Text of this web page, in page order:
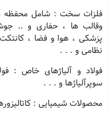
فلزات سخت : شامل محفظه
وقالب ها ، حفاری و ..
پزشکی ، هوا و فضا ،
نظامی و . . .
فولاد و آلیاژهای خاص :
سوپرآلیاژها و . . .
محصولات شیمیایی :